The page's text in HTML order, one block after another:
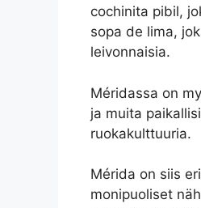
cochinita pibil,
sopa de lima,
leivonnaisia.
Méridassa on
ja muita
ruokakulttuuria.
Mérida on siis
monipuoliset